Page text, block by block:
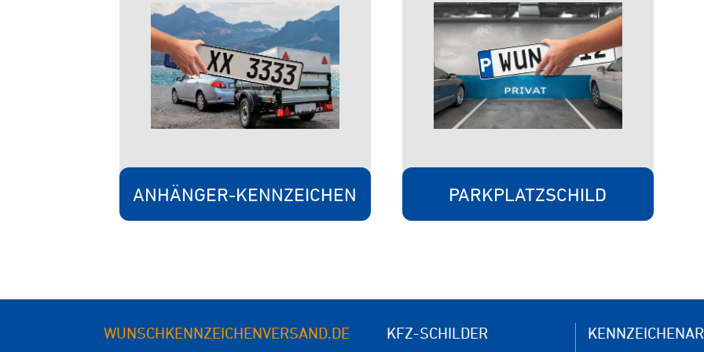
ANHÄNGER-KENNZEICHEN PARKPLATZSCHILD
WUNSCHKENNZEICHENVERSAND.DE KFZ-SCHILDER